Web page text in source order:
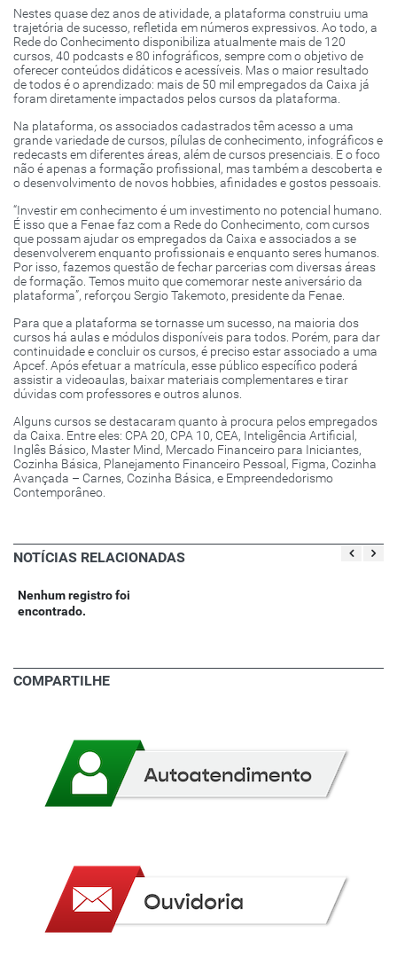
Nestes quase dez anos de atividade, a plataforma construiu uma
trajetória de sucesso, refletida em números expressivos. Ao todo, a
Rede do Conhecimento disponibiliza atualmente mais de 120
cursos, 40 podcasts e 80 infográficos, sempre com o objetivo de
oferecer conteúdos didáticos e acessíveis. Mas o maior resultado
de todos é o aprendizado: mais de 50 mil empregados da Caixa já
foram diretamente impactados pelos cursos da plataforma.
Na plataforma, os associados cadastrados têm acesso a uma
grande variedade de cursos, pílulas de conhecimento, infográficos e
redecasts em diferentes áreas, além de cursos presenciais. E o foco
não é apenas a formação profissional, mas também a descoberta e
o desenvolvimento de novos hobbies, afinidades e gostos pessoais.
“Investir em conhecimento é um investimento no potencial humano.
É isso que a Fenae faz com a Rede do Conhecimento, com cursos
que possam ajudar os empregados da Caixa e associados a se
desenvolverem enquanto profissionais e enquanto seres humanos.
Por isso, fazemos questão de fechar parcerias com diversas áreas
de formação. Temos muito que comemorar neste aniversário da
plataforma”, reforçou Sergio Takemoto, presidente da Fenae.
Para que a plataforma se tornasse um sucesso, na maioria dos
cursos há aulas e módulos disponíveis para todos. Porém, para dar
continuidade e concluir os cursos, é preciso estar associado a uma
Apcef. Após efetuar a matrícula, esse público específico poderá
assistir a videoaulas, baixar materiais complementares e tirar
dúvidas com professores e outros alunos.
Alguns cursos se destacaram quanto à procura pelos empregados
da Caixa. Entre eles: CPA 20, CPA 10, CEA, Inteligência Artificial,
Inglês Básico, Master Mind, Mercado Financeiro para Iniciantes,
Cozinha Básica, Planejamento Financeiro Pessoal, Figma, Cozinha
Avançada – Carnes, Cozinha Básica, e Empreendedorismo
Contemporâneo.
NOTÍCIAS RELACIONADAS
Nenhum registro foi
encontrado.
COMPARTILHE